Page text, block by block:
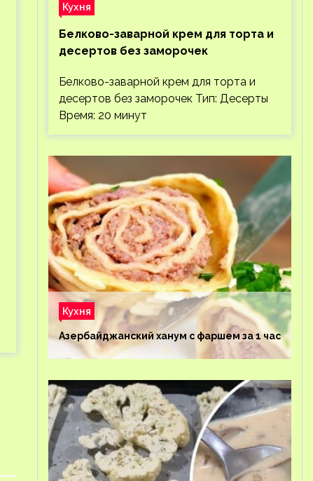
Кухня
Белково-заварной крем для торта и
десертов без заморочек
Белково-заварной крем для торта и
десертов без заморочек Тип: Десерты
Время: 20 минут
Кухня
Азербайджанский ханум с фаршем за 1 час